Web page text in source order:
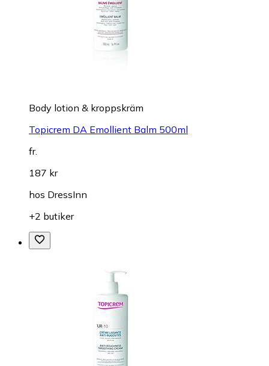
Body lotion & kroppskräm
Topicrem DA Emollient Balm 500ml
fr.
187 kr
hos DressInn
+2 butiker